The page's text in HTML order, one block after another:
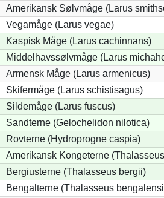
Amerikansk Sølvmåge (Larus
Vegamåge (Larus vegae)
Kaspisk Måge (Larus cachinnans)
Middelhavssølvmåge (Larus
Armensk Måge (Larus armenicus)
Skifermåge (Larus schistisagus)
Sildemåge (Larus fuscus)
Sandterne (Gelochelidon nilotica)
Rovterne (Hydroprogne caspia)
Amerikansk Kongeterne
Bergiusterne (Thalasseus bergii)
Bengalterne (Thalasseus